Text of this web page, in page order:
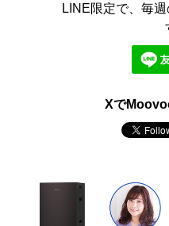
LINE限定で、毎
Xで